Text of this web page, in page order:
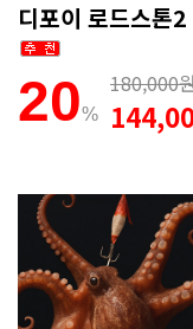
20%
180,000